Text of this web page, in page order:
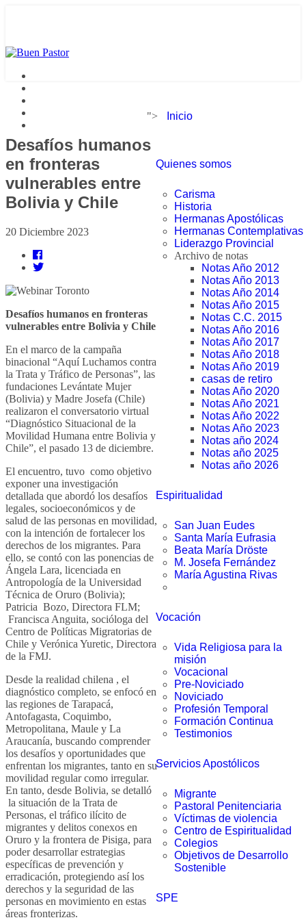
"> Inicio
Quienes somos
Carisma
Historia
Hermanas Apostólicas
Hermanas Contemplativas
Liderazgo Provincial
Archivo de notas
Notas Año 2012
Notas Año 2013
Notas Año 2014
Notas Año 2015
Notas C.C. 2015
Notas Año 2016
Notas Año 2017
Notas Año 2018
Notas Año 2019
casas de retiro
Notas Año 2020
Notas Año 2021
Notas Año 2022
Notas Año 2023
Notas año 2024
Notas año 2025
Notas año 2026
Espiritualidad
San Juan Eudes
Santa María Eufrasia
Beata María Dröste
M. Josefa Fernández
María Agustina Rivas
Vocación
Vida Religiosa para la
misión
Vocacional
Pre-Noviciado
Noviciado
Profesión Temporal
Formación Continua
Testimonios
Servicios Apostólicos
Migrante
Pastoral Penitenciaria
Víctimas de violencia
Centro de Espiritualidad
Colegios
Objetivos de Desarrollo
Sostenible
SPE
Desafíos humanos
en fronteras
vulnerables entre
Bolivia y Chile
20 Diciembre 2023
Desafíos humanos en fronteras
vulnerables entre Bolivia y Chile
En el marco de la campaña
binacional “Aquí Luchamos contra
la Trata y Tráfico de Personas”, las
fundaciones Levántate Mujer
(Bolivia) y Madre Josefa (Chile)
realizaron el conversatorio virtual
“Diagnóstico Situacional de la
Movilidad Humana entre Bolivia y
Chile”, el pasado 13 de diciembre.
El encuentro, tuvo como objetivo
exponer una investigación
detallada que abordó los desafíos
legales, socioeconómicos y de
salud de las personas en movilidad,
con la intención de fortalecer los
derechos de los migrantes. Para
ello, se contó con las ponencias de
Ángela Lara, licenciada en
Antropología de la Universidad
Técnica de Oruro (Bolivia);
Patricia Bozo, Directora FLM;
Francisca Anguita, socióloga del
Centro de Políticas Migratorias de
Chile y Verónica Yuretic, Directora
de la FMJ.
Desde la realidad chilena , el
diagnóstico completo, se enfocó en
las regiones de Tarapacá,
Antofagasta, Coquimbo,
Metropolitana, Maule y La
Araucanía, buscando comprender
los desafíos y oportunidades que
enfrentan los migrantes, tanto en su
movilidad regular como irregular.
En tanto, desde Bolivia, se detalló
la situación de la Trata de
Personas, el tráfico ilícito de
migrantes y delitos conexos en
Oruro y la frontera de Pisiga, para
poder desarrollar estrategias
específicas de prevención y
erradicación, protegiendo así los
derechos y la seguridad de las
personas en movimiento en estas
áreas fronterizas.